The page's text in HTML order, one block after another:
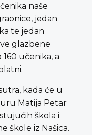
naše
jedan
te jedan
glazbene
učenika, a
kada će u
Matija Petar
škola i
škole iz Našica.